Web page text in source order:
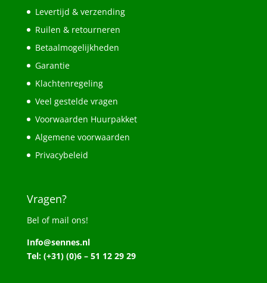
Levertijd & verzending
Ruilen & retourneren
Betaalmogelijkheden
Garantie
Klachtenregeling
Veel gestelde vragen
Voorwaarden Huurpakket
Algemene voorwaarden
Privacybeleid
Vragen?
Bel of mail ons!
Info@sennes.nl
Tel: (+31) (0)6 – 51 12 29 29